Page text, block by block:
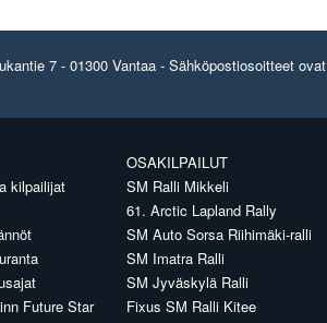
7 - 01300 Vantaa - Sähköpostiosoitteet
kilpailijat
Future Star
OSAKILPAILUT
SM Ralli Mikkeli
61. Arctic Lapland Rally
SM Auto Sorsa Riihimäki-ralli
SM Imatra Ralli
SM Jyväskylä Ralli
Fixus SM Ralli Kitee